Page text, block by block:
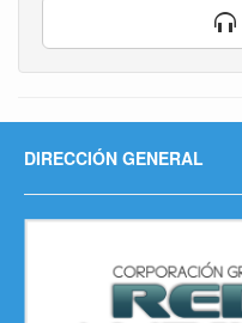
DIRECCIÓN GENERAL